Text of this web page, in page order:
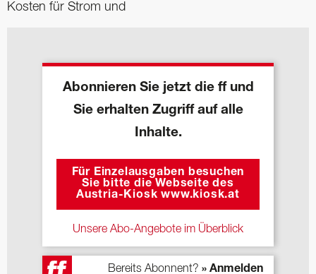
Kosten für Strom und
Abonnieren Sie jetzt die ff und
Sie erhalten Zugriff auf alle
Inhalte.
Für Einzelausgaben besuchen
Sie bitte die Webseite des
Austria-Kiosk www.kiosk.at
Unsere Abo-Angebote im Überblick
Bereits Abonnent? » Anmelden